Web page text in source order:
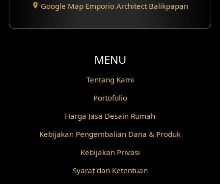
Desain Wallpaper
Desain Backyard
Desain Grill Kayu
Desain Railing
Desain Pilar
Google Map Emporio Architect Balikpapan
MENU
Tentang Kami
Portofolio
Harga Jasa Desain Rumah
Kebijakan Pengembalian Dana & Produk
Kebijakan Privasi
Syarat dan Ketentuan